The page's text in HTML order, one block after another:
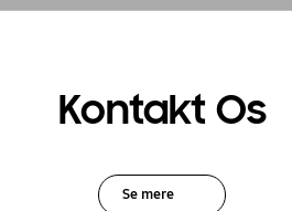
Kontakt Os
Se mere